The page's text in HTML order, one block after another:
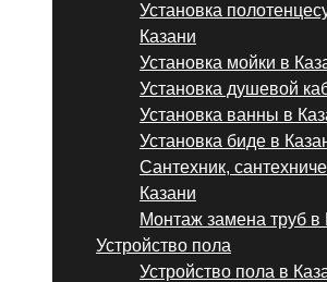
Установка
Казани
Установка мойки в
Установка душевой
Установка ванны в
Установка биде в
Сантехник,
Казани
Монтаж замена труб в
Устройство пола
Устройство пола в